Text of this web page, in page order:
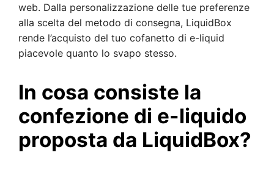
web. Dalla personalizzazione delle tue preferenze
alla scelta del metodo di consegna, LiquidBox
rende l’acquisto del tuo cofanetto di e-liquid
piacevole quanto lo svapo stesso.
In cosa consiste la
confezione di e-liquido
proposta da LiquidBox?